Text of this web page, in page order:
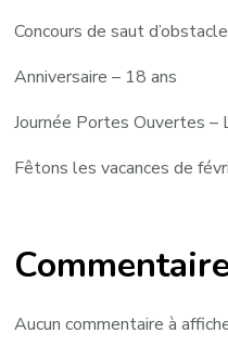
Concours de saut
Anniversaire – 18 ans
Journée Portes Ouvertes –
Fêtons les vacances de
Aucun commentaire à